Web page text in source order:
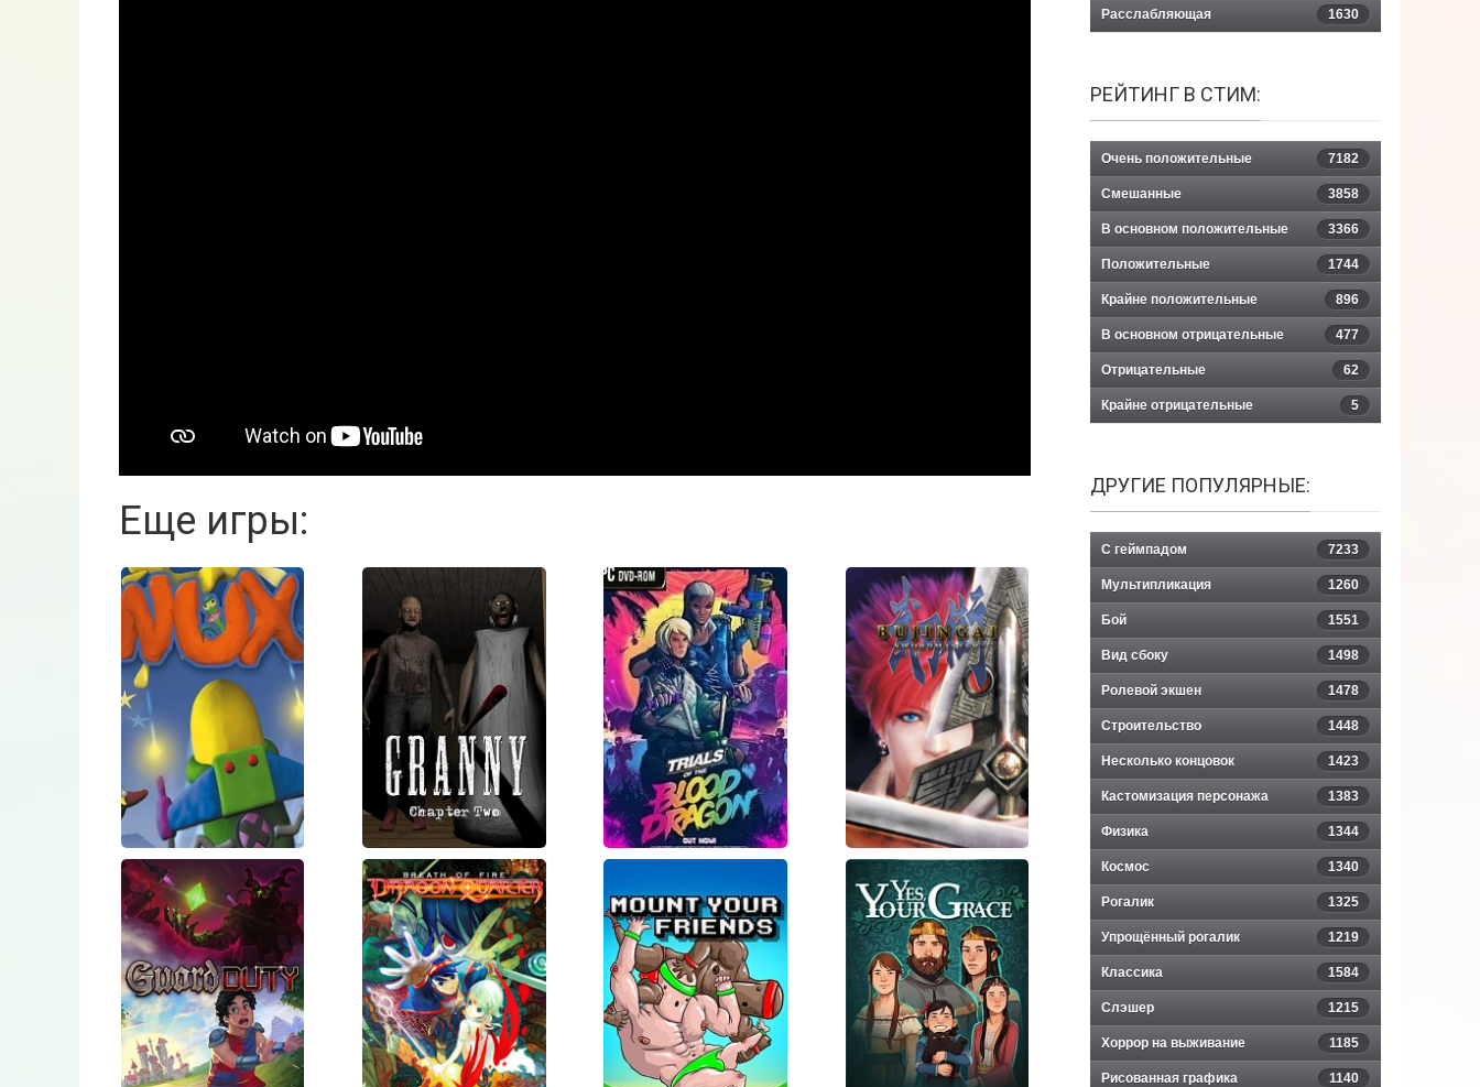
Еще игры:
Nux
Granny:
Chapter Two
Trials of the
Blood Dragon
Bujingai: The
Forsaken City
Расслабляющая 1630
РЕЙТИНГ В СТИМ:
Очень положительные 7182
Смешанные 3858
В основном положительные 3366
Положительные 1744
Крайне положительные 896
В основном отрицательные 477
Отрицательные 62
Крайне отрицательные 5
ДРУГИЕ ПОПУЛЯРНЫЕ:
С геймпадом 7233
Мультипликация 1260
Бой 1551
Вид сбоку 1498
Ролевой экшен 1478
Строительство 1448
Несколько концовок 1423
Кастомизация персонажа 1383
Физика 1344
Космос 1340
Рогалик 1325
Упрощённый рогалик 1219
Классика 1584
Слэшер 1215
Хоррор на выживание 1185
Рисованная графика 1140